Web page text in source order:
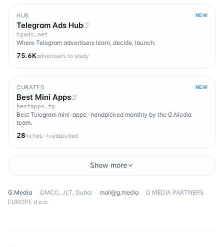
HUB NEW
Telegram Ads Hub
tgads.net
Where Telegram advertisers learn, decide, launch.
75.6Kadvertisers to study
CURATED NEW
Best Mini Apps
bestapps.tg
Best Telegram mini-apps · handpicked monthly by the G.Media
team.
28niches · handpicked
Show more
G.Media · DMCC, JLT, Dubai · mail@g.media · G MEDIA PARTNERS
EUROPE d.o.o.